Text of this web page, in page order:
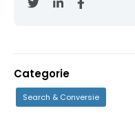
Categorie
Search & Conversie